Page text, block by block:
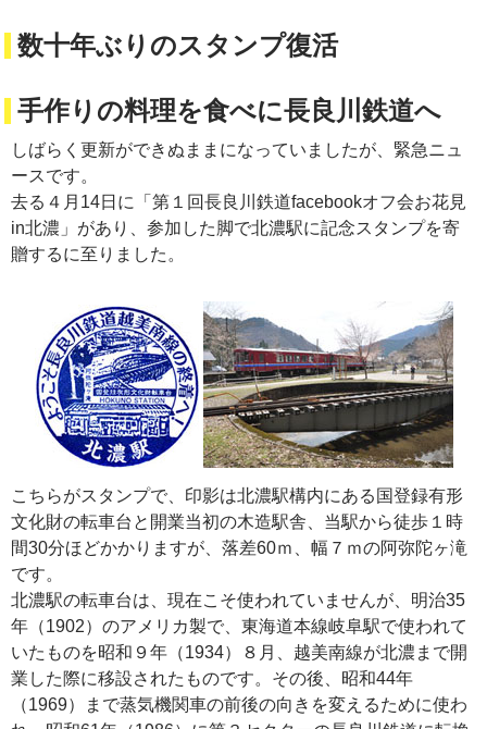
数十年ぶりのスタンプ復活
手作りの料理を食べに長良川鉄道へ
しばらく更新ができぬままになっていましたが、緊急ニュ
ースです。
去る４月14日に「第１回長良川鉄道facebookオフ会お花見
in北濃」があり、参加した脚で北濃駅に記念スタンプを寄
贈するに至りました。
こちらがスタンプで、印影は北濃駅構内にある国登録有形
文化財の転車台と開業当初の木造駅舎、当駅から徒歩１時
間30分ほどかかりますが、落差60ｍ、幅７ｍの阿弥陀ヶ滝
です。
北濃駅の転車台は、現在こそ使われていませんが、明治35
年（1902）のアメリカ製で、東海道本線岐阜駅で使われて
いたものを昭和９年（1934）８月、越美南線が北濃まで開
業した際に移設されたものです。その後、昭和44年
（1969）まで蒸気機関車の前後の向きを変えるために使わ